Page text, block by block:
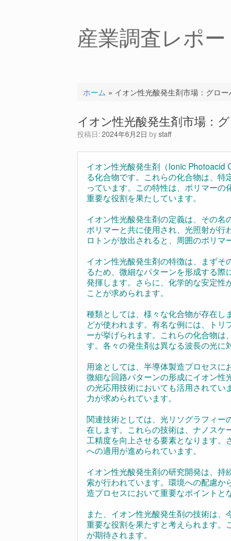
産業調査レポ
ホーム » イオン性光酸発生剤市場：グロ
イオン性光酸発生剤市場：
投稿日:2024年6月2日 bystaff
イオン性光酸発生剤（Ionic Photoacid
る化合物です。これらの化合物は、
っています。この特性は、ポリマー
重要な役割を果たしています。
イオン性光酸発生剤の定義は、その名
ポリマーと共に使用され、光照射が
ロトンが放出されると、周囲のポリマ
イオン性光酸発生剤の特徴は、まず
るため、微細なパターンを形成する
発揮します。さらに、化学的な安定性
ことが求められます。
種類としては、様々な化合物が存在し
どが使われます。有名な例には、ト
ーが挙げられます。これらの化合物は
す。各々の発生剤は異なる波長の光に
用途としては、半導体製造プロセスに
微細な回路パターンの形成にイオン
の光応用技術においても活用されて
力が求められています。
関連技術としては、光リソグラフィ
在します。これらの技術は、ナノスケ
工精度を向上させる要素となります
への適用が進められています。
イオン性光酸発生剤の研究開発は、
索が行われています。環境への配慮か
造プロセスにおいて重要なポイントと
また、イオン性光酸発生剤の技術は
重要な役割を果たすと考えられます。
が期待されます。